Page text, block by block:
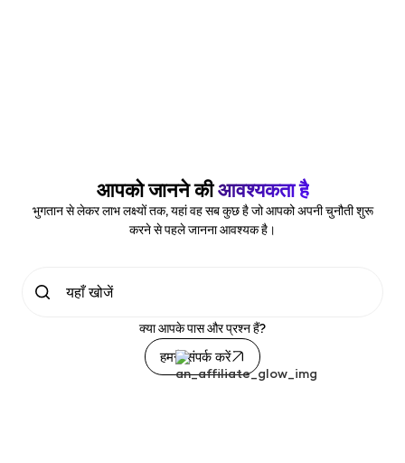
आपको जानने कीआवश्यकता है
भुगतान से लेकर लाभ लक्ष्यों तक, यहां वह सब कुछ है जो आपको अपनी चुनौती शुरू
करने से पहले जानना आवश्यक है।
क्या आपके पास और प्रश्न हैं?
हमसे संपर्क करें